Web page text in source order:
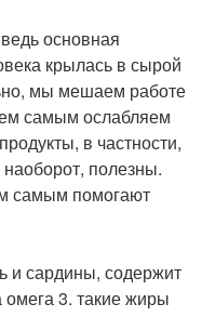
основная
крылась в сырой
мы мешаем работе
самым ослабляем
в частности,
полезны.
самым помогают
и сардины, содержит
3. такие жиры